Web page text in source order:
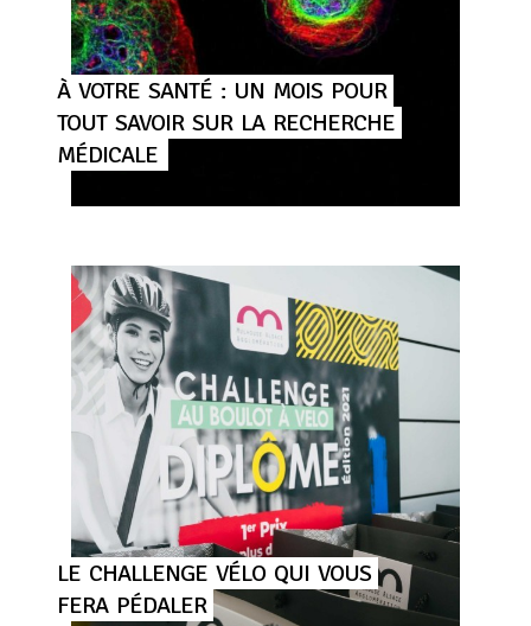
À VOTRE SANTÉ : UN MOIS POUR
TOUT SAVOIR SUR LA RECHERCHE
MÉDICALE
LE CHALLENGE VÉLO QUI VOUS
FERA PÉDALER